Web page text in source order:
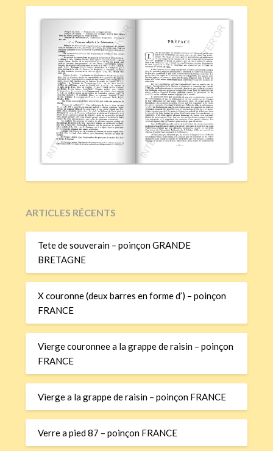
ARTICLES RÉCENTS
Tete de souverain – poinçon GRANDE
BRETAGNE
X couronne (deux barres en forme d’) – poinçon
FRANCE
Vierge couronnee a la grappe de raisin – poinçon
FRANCE
Vierge a la grappe de raisin – poinçon FRANCE
Verre a pied 87 – poinçon FRANCE